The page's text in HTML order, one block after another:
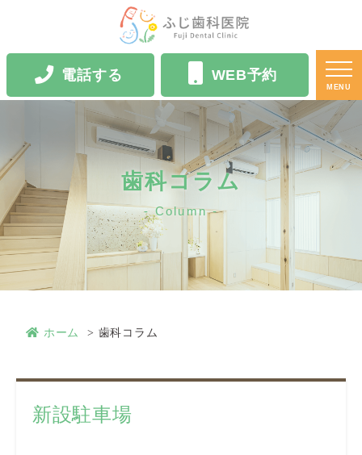
電話する WEB予約
MENU
歯科コラム
Column
ホーム 歯科コラム
新設駐車場